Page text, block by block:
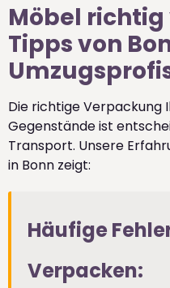
Möbel
Tipps von
Die richtige Verpackung
Gegenstände ist
Transport. Unsere
in Bonn zeigt:
Häufige
Verpacken: